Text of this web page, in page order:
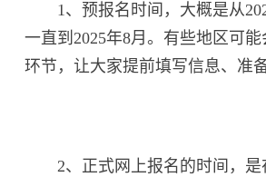
1、预报名时间，大概是从
一直到2025年8月。有些地区可
环节，让大家提前填写信息、准
2、正式网上报名的时间，是